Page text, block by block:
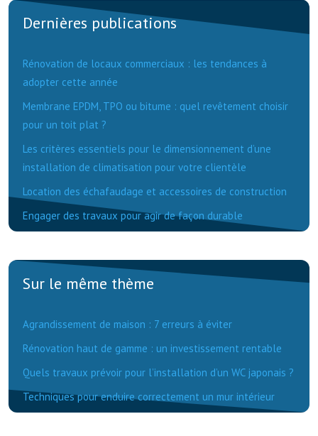
Dernières publications
Rénovation de locaux commerciaux : les tendances à
adopter cette année
Membrane EPDM, TPO ou bitume : quel revêtement choisir
pour un toit plat ?
Les critères essentiels pour le dimensionnement d’une
installation de climatisation pour votre clientèle
Location des échafaudage et accessoires de construction
Engager des travaux pour agir de façon durable
Sur le même thème
Agrandissement de maison : 7 erreurs à éviter
Rénovation haut de gamme : un investissement rentable
Quels travaux prévoir pour l’installation d’un WC japonais ?
Techniques pour enduire correctement un mur intérieur